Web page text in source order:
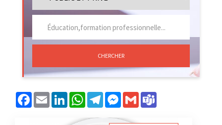
CHERCHER
Facebook
Email LinkedInWhatsAppTelegramMessenger
Gmail